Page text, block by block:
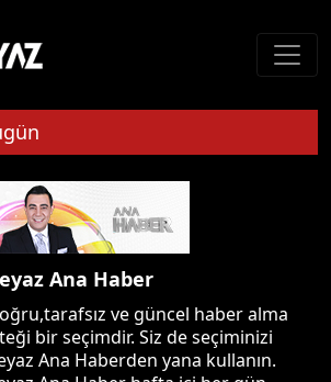
Ana Haber
ve güncel haber alma
bir seçimdir. Siz de seçiminizi
Ana Haberden yana kullanın.